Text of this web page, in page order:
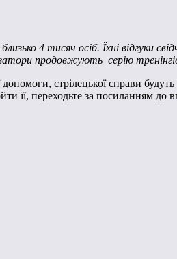
4 тисяч осіб. Їхні відгуки
продовжують серію
стрілецької справи
її, переходьте за посиланням до